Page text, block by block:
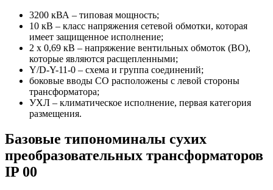
3200 кВА – типовая мощность;
10 кВ – класс напряжения сетевой обмотки, которая
имеет защищенное исполнение;
2 х 0,69 кВ – напряжение вентильных обмоток (ВО),
которые являются расщепленными;
Y/D-Y-11-0 – схема и группа соединений;
боковые вводы СО расположены с левой стороны
трансформатора;
УХЛ – климатическое исполнение, первая категория
размещения.
Базовые типономиналы сухих
преобразовательных трансформаторов
IP 00